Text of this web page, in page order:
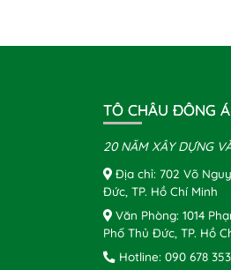
TÔ CHÂU ĐÔNG
20 NĂM XÂY DỰNG
Địa chỉ: 702 Võ
Đức, TP. Hồ Chí Minh
Văn Phòng: 1014
Phố Thủ Đức, TP. Hồ
Hotline: 090 678